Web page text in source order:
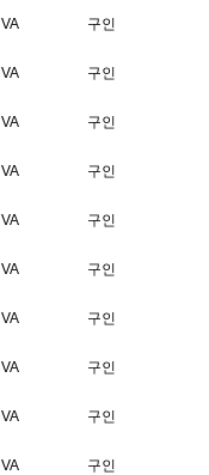
VA 구인
VA 구인
VA 구인
VA 구인
VA 구인
VA 구인
VA 구인
VA 구인
VA 구인
VA 구인